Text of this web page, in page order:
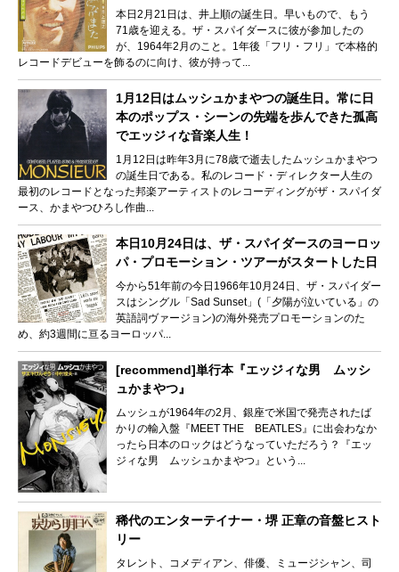
本日2月21日は、井上順の誕生日。早いもので、もう
71歳を迎える。ザ・スパイダースに彼が参加したの
が、1964年2月のこと。1年後「フリ・フリ」で本格的
レコードデビューを飾るのに向け、彼が持って...
1月12日はムッシュかまやつの誕生日。常に日
本のポップス・シーンの先端を歩んできた孤高
でエッジィな音楽人生！
1月12日は昨年3月に78歳で逝去したムッシュかまやつ
の誕生日である。私のレコード・ディレクター人生の
最初のレコードとなった邦楽アーティストのレコーディングがザ・スパイダ
ース、かまやつひろし作曲...
本日10月24日は、ザ・スパイダースのヨーロッ
パ・プロモーション・ツアーがスタートした日
今から51年前の今日1966年10月24日、ザ・スパイダー
スはシングル「Sad Sunset」(「夕陽が泣いている」の
英語詞ヴァージョン)の海外発売プロモーションのた
め、約3週間に亘るヨーロッパ...
[recommend]単行本『エッジィな男 ムッシ
ュかまやつ』
ムッシュが1964年の2月、銀座で米国で発売されたば
かりの輸入盤『MEET THE BEATLES』に出会わなか
ったら日本のロックはどうなっていただろう？『エッ
ジィな男 ムッシュかまやつ』という...
稀代のエンターテイナー・堺 正章の音盤ヒスト
リー
タレント、コメディアン、俳優、ミュージシャン、司